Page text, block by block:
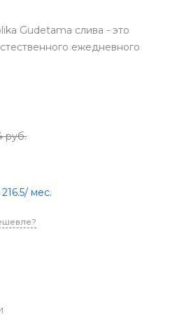
Gudetama слива - это
ежедневного
руб.
216.5/ мес.